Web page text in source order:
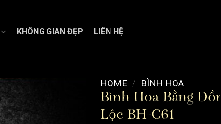
KHÔNG GIAN ĐẸP LIÊN HỆ
HOME / BÌNH HOA
Bình Hoa Bằng
Lộc BH-C61